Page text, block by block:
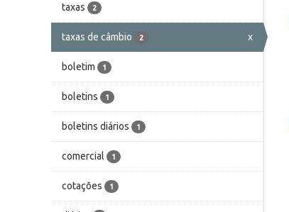
taxas 2
taxas de câmbio 2 x
boletim 1
boletins 1
boletins diários 1
comercial 1
cotações 1